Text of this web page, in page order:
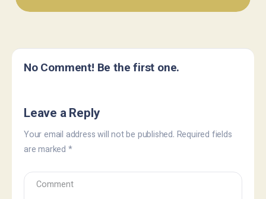
No Comment! Be the first one.
Leave a Reply
Your email address will not be published. Required fields
are marked *